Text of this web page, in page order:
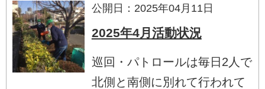
公開日：2025年04月11日
2025年4月活動状況
巡回・パトロールは毎日2人で
北側と南側に別れて行われて